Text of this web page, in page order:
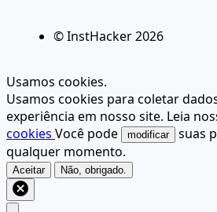
© InstHacker2026
Usamos cookies.
Usamos cookies para coletar
experiência em nosso site. Leia
cookies Você pode modificar
suas
qualquer momento.
Aceitar Não, obrigado.